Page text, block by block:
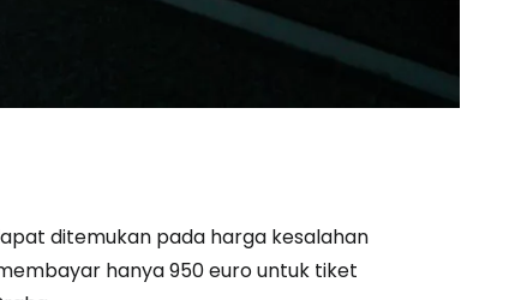
ditemukan pada harga kesalahan
hanya 950 euro untuk tiket
dengan Facebook
dengan email